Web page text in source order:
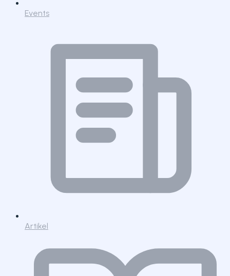
Events
Artikel